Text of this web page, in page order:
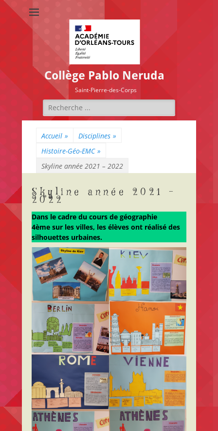
Collège Pablo Neruda
Saint-Pierre-des-Corps
Rechercher :
Accueil » Disciplines »
Histoire-Géo-EMC »
Skyline année 2021 – 2022
Skyline année 2021 –
2022
Dans le cadre du cours de géographie
4ème sur les villes, les élèves ont réalisé des
silhouettes urbaines.